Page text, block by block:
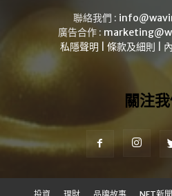
聯絡我們 :
廣告合作 :
私隱聲明
條款及細則
關注